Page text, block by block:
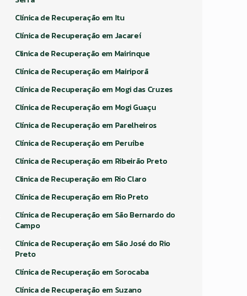
Clínica de Recuperação em Itu
Clínica de Recuperação em Jacareí
Clinica de Recuperação em Mairinque
Clínica de Recuperação em Mairiporã
Clínica de Recuperação em Mogi das Cruzes
Clínica de Recuperação em Mogi Guaçu
Clínica de Recuperação em Parelheiros
Clínica de Recuperação em Peruíbe
Clínica de Recuperação em Ribeirão Preto
Clinica de Recuperação em Rio Claro
Clínica de Recuperação em Rio Preto
Clínica de Recuperação em São Bernardo do
Campo
Clínica de Recuperação em São José do Rio
Preto
Clínica de Recuperação em Sorocaba
Clínica de Recuperação em Suzano